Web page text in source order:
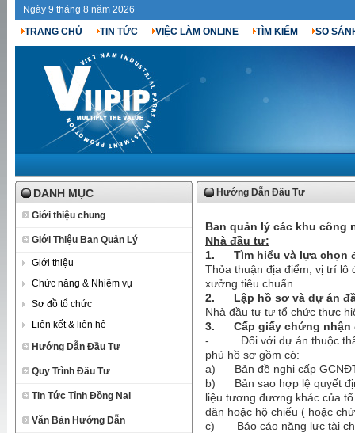
Ngày 9 tháng 8 năm 2026
TRANG CHỦ
TIN TỨC VIỆC LÀM ONLINE TÌM KIẾM SO
DANH MỤC
Giới thiệu chung
Giới Thiệu Ban Quản Lý
Giới thiệu
Chức năng & Nhiệm vụ
Sơ đồ tổ chức
Liên kết & liên hệ
Hướng Dẫn Đầu Tư
Quy Trình Đầu Tư
Tin Tức Tỉnh Đồng Nai
Văn Bản Hướng Dẫn
Hướng Dẫn Đầu Tư
Ban quản lý các khu công
Nhà đầu tư:
1.
Tìm hiểu và lựa chọn
Thỏa thuận địa điểm, vị trí lô
xưởng tiêu chuẩn.
2.
Lập hồ sơ và dự án
Nhà đầu tư tự tổ chức thực
3.
Cấp giấy chứng nhận
-
Đối với dự án thuộc
phủ hồ sơ gồm có:
a)
Bản đề nghị cấp
b)
Bản sao hợp lệ quyết
liệu tương đương khác của
dân hoặc hộ chiếu ( hoặc
c)
Báo cáo năng lực tài